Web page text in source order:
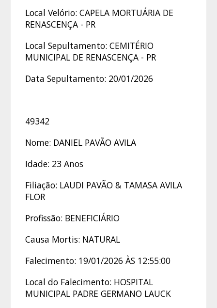
Local Velório: CAPELA MORTUÁRIA DE
RENASCENÇA - PR
Local Sepultamento: CEMITÉRIO
MUNICIPAL DE RENASCENÇA - PR
Data Sepultamento: 20/01/2026
49342
Nome: DANIEL PAVÃO AVILA
Idade: 23 Anos
Filiação: LAUDI PAVÃO & TAMASA AVILA
FLOR
Profissão: BENEFICIÁRIO
Causa Mortis: NATURAL
Falecimento: 19/01/2026 ÀS 12:55:00
Local do Falecimento: HOSPITAL
MUNICIPAL PADRE GERMANO LAUCK